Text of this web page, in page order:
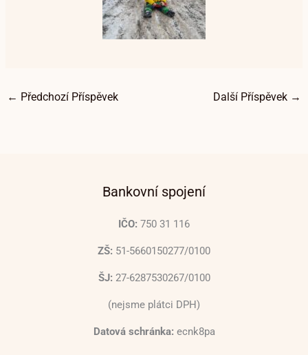
← Předchozí Příspěvek Další Příspěvek →
Bankovní spojení
IČO: 750 31 116
ZŠ: 51-5660150277/0100
ŠJ: 27-6287530267/0100
(nejsme plátci DPH)
Datová schránka: ecnk8pa